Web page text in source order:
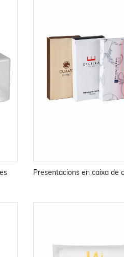
Presentacions en caixa de